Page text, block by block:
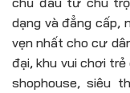
dạng và đẳng cấp,
vẹn nhất cho cư
đại, khu vui chơi
shophouse, siêu